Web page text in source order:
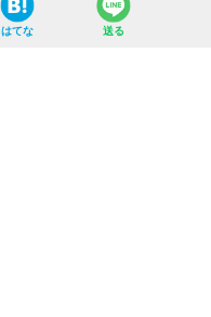
はてな 送る